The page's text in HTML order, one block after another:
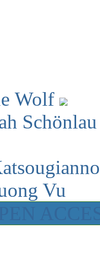
Wolf
Vu